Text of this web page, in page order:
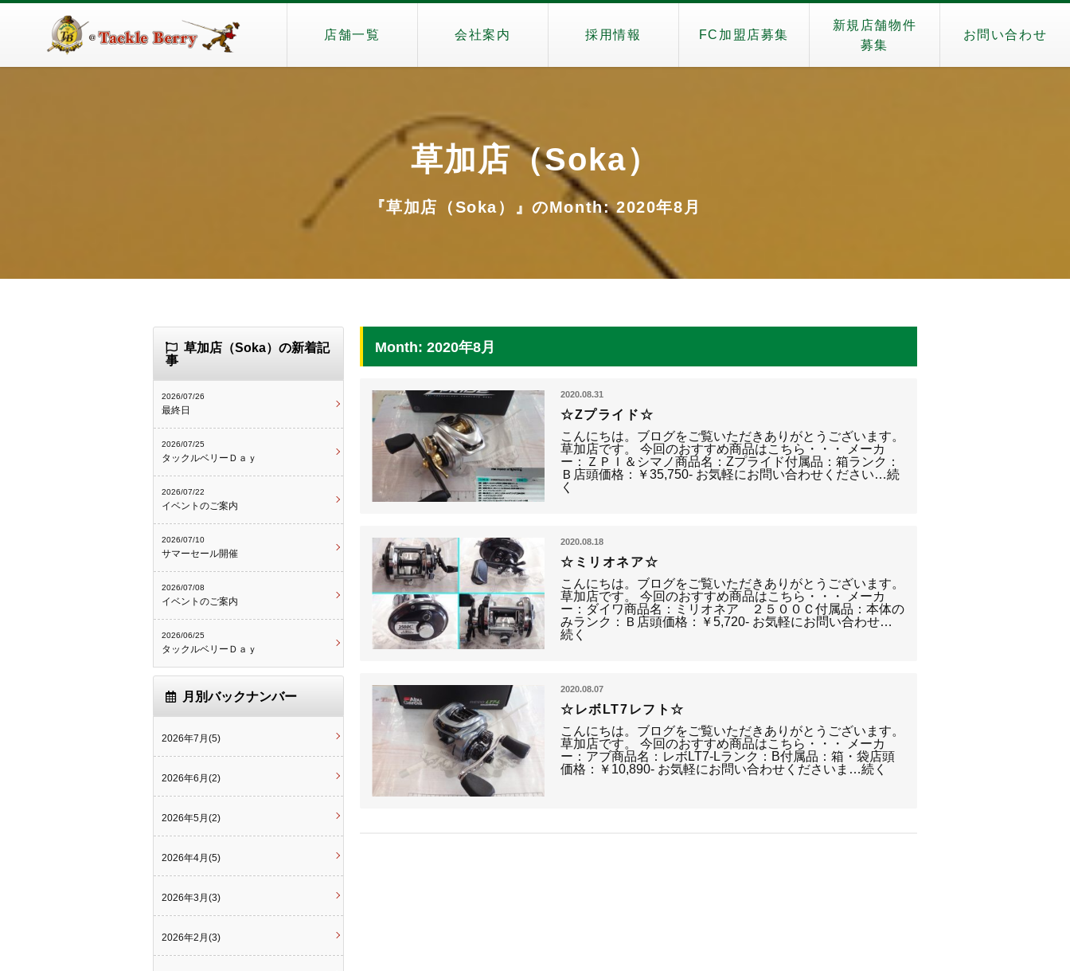
店舗一覧 会社案内 採用情報 FC加盟店募集
新規店舗物件
募集
お問い合わせ
草加店（Soka）
『草加店（Soka）』のMonth: 2020年8月
Month: 2020年8月
2020.08.31
☆Zプライド☆
こんにちは。ブログをご覧いただきありがとうございます。
草加店です。 今回のおすすめ商品はこちら・・・ メーカ
ー：ＺＰＩ＆シマノ商品名：Zプライド付属品：箱ランク：
Ｂ店頭価格：￥35,750- お気軽にお問い合わせください…続
く
2020.08.18
☆ミリオネア☆
こんにちは。ブログをご覧いただきありがとうございます。
草加店です。 今回のおすすめ商品はこちら・・・ メーカ
ー：ダイワ商品名：ミリオネア ２５００Ｃ付属品：本体の
みランク：Ｂ店頭価格：￥5,720- お気軽にお問い合わせ…
続く
2020.08.07
☆レボLT7レフト☆
こんにちは。ブログをご覧いただきありがとうございます。
草加店です。 今回のおすすめ商品はこちら・・・ メーカ
ー：アブ商品名：レボLT7-Lランク：B付属品：箱・袋店頭
価格：￥10,890- お気軽にお問い合わせくださいま…続く
草加店（Soka）の新着記
事
2026/07/26
最終日
2026/07/25
タックルベリーＤａｙ
2026/07/22
イベントのご案内
2026/07/10
サマーセール開催
2026/07/08
イベントのご案内
2026/06/25
タックルベリーＤａｙ
月別バックナンバー
2026年7月(5)
2026年6月(2)
2026年5月(2)
2026年4月(5)
2026年3月(3)
2026年2月(3)